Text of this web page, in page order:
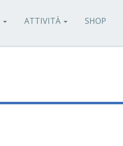
ATTIVITÀ SHOP